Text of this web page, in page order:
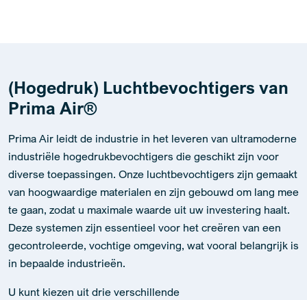
(Hogedruk) Luchtbevochtigers van
Prima Air®
Prima Air leidt de industrie in het leveren van ultramoderne
industriële hogedrukbevochtigers die geschikt zijn voor
diverse toepassingen. Onze luchtbevochtigers zijn gemaakt
van hoogwaardige materialen en zijn gebouwd om lang mee
te gaan, zodat u maximale waarde uit uw investering haalt.
Deze systemen zijn essentieel voor het creëren van een
gecontroleerde, vochtige omgeving, wat vooral belangrijk is
in bepaalde industrieën.
U kunt kiezen uit drie verschillende